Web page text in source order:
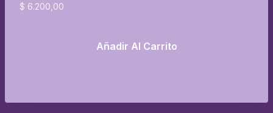
$ 6.200,00
Añadir Al Carrito